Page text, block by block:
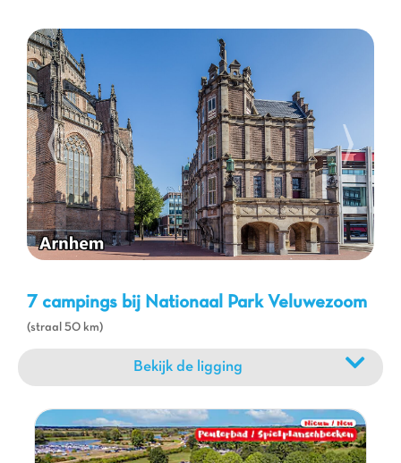
ervaring. Mis de beroemde Posbank niet, een panoramisch
uitzichtpunt dat spectaculaire vergezichten over de heide biedt.
Voor gezinnen zijn er natuurlijke speeltuinen en informatiecentra
over wilde dieren beschikbaar. Nabijgelegen steden bieden ook
musea, kastelen en lokale markten voor culturele ontdekkingen.
Of u nu op zoek bent naar rust, avontuur of cultuur, de regio
rond Eibergen en de Veluwezoom heeft het allemaal.
7 campings bij Nationaal Park Veluwezoom
(straal 50 km)
Bekijk de ligging